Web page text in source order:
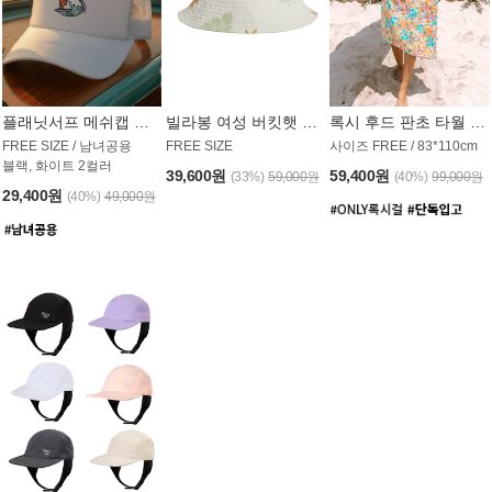
FREE SIZE / 남녀공용
블랙, 화이트 2컬러
29,400원 (40%) 49,000원
FREE SIZE
39,600원 (33%) 59,000원
사이즈 FREE / 83*110cm
59,400원 (40%) 99,000원